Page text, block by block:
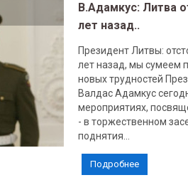
В.Адамкус: Литва
лет назад..
Президент Литвы:
лет назад, мы сумеем
новых трудностей
Валдас Адамкус
мероприятиях,
- в торжественном
поднятия...
Подробнее